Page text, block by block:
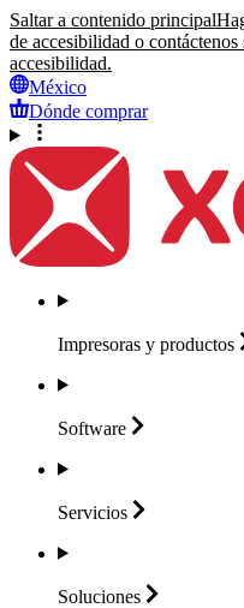
Saltar a contenido principal
de accesibilidad o
accesibilidad.
México
Dónde comprar
Impresoras y productos
Software
Servicios
Soluciones